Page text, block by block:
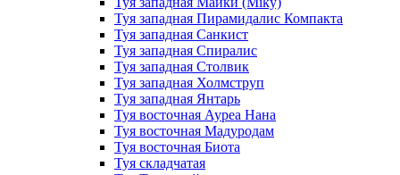
Туя западная Пирамидалис Компакта
Туя западная Санкист
Туя западная Спиралис
Туя западная Столвик
Туя западная Холмструп
Туя западная Янтарь
Туя восточная Ауреа Нана
Туя восточная Мадуродам
Туя восточная Биота
Туя складчатая